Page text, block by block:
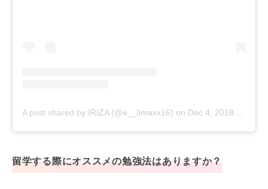
A post shared by IRIZA (@e__limaxx16) on Dec 4, 2018 at 2:58am PST
留学する際にオススメの勉強法はありますか？